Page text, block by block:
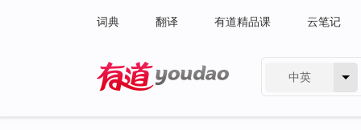
词典 翻译 有道精品课 云笔记
中英